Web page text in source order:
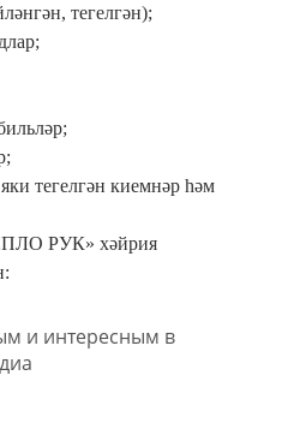
тегелгән);
тегелгән киемнәр һәм
РУК» хәйрия
и интересным в